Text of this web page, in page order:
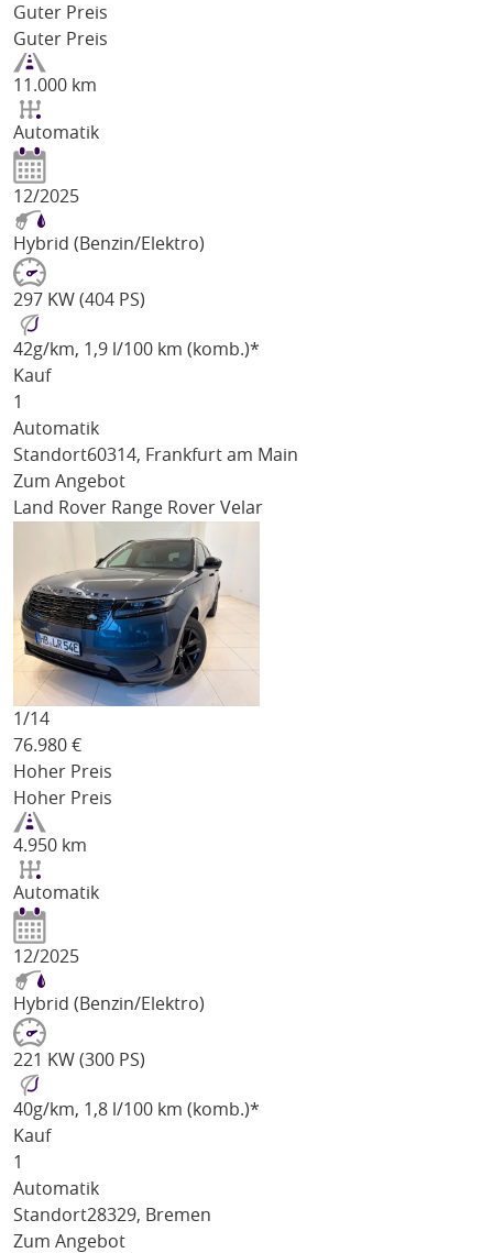
Guter Preis
Guter Preis
11.000 km
Automatik
12/2025
Hybrid (Benzin/Elektro)
297 KW (404 PS)
42g/km, 1,9 l/100 km (komb.)*
Kauf
1
Automatik
Standort60314, Frankfurt am Main
Zum Angebot
Land Rover Range Rover Velar
1/14
76.980 €
Hoher Preis
Hoher Preis
4.950 km
Automatik
12/2025
Hybrid (Benzin/Elektro)
221 KW (300 PS)
40g/km, 1,8 l/100 km (komb.)*
Kauf
1
Automatik
Standort28329, Bremen
Zum Angebot